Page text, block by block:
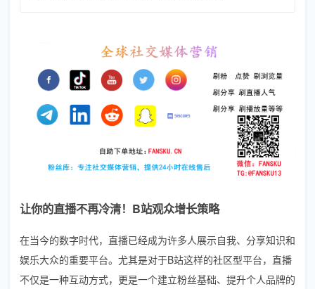
让你的直播不再冷清！B站观众增长策略
在当今的数字时代，直播已经成为许多人展示自我、分享知识和
娱乐大众的重要平台。尤其是对于B站这样的社区型平台，直播
不仅是一种互动方式，更是一个建立粉丝基础、提升个人品牌的